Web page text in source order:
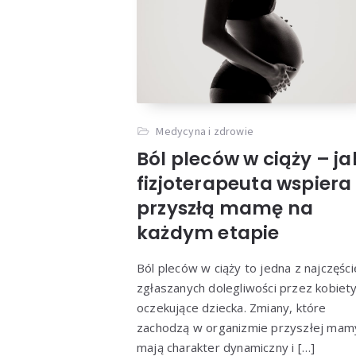
Medycyna i zdrowie
Ból pleców w ciąży –
fizjoterapeuta wspiera
przyszłą mamę na
każdym etapie
Ból pleców w ciąży to jedna z
zgłaszanych dolegliwości przez kobiety
oczekujące dziecka. Zmiany, które
zachodzą w organizmie przyszłej
mają charakter dynamiczny i […]